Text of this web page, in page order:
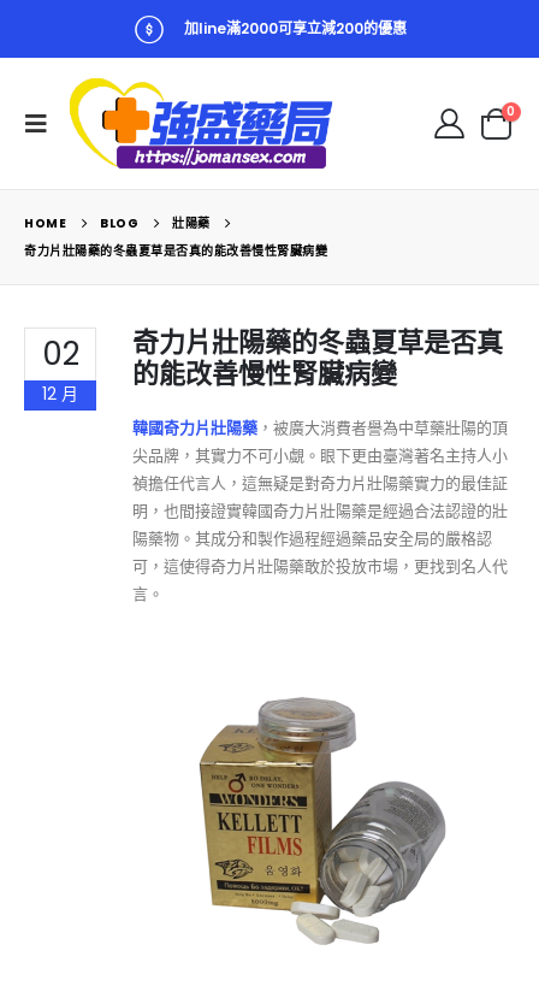
加line滿2000可享立減200的優惠
0
HOME BLOG
壯陽藥
奇力片壯陽藥的冬蟲夏草是否真的能改善慢性腎臟病變
02
12 月
奇力片壯陽藥的冬蟲夏草是否真
的能改善慢性腎臟病變
韓國奇力片壯陽藥 ，被廣大消費者譽為中草藥壯陽的頂
尖品牌，其實力不可小覷。眼下更由臺灣著名主持人小
禎擔任代言人，這無疑是對奇力片壯陽藥實力的最佳証
明，也間接證實韓國奇力片壯陽藥是經過合法認證的壯
陽藥物。其成分和製作過程經過藥品安全局的嚴格認
可，這使得奇力片壯陽藥敢於投放市場，更找到名人代
言。